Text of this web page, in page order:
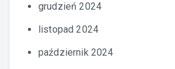
grudzień 2024
listopad 2024
październik 2024